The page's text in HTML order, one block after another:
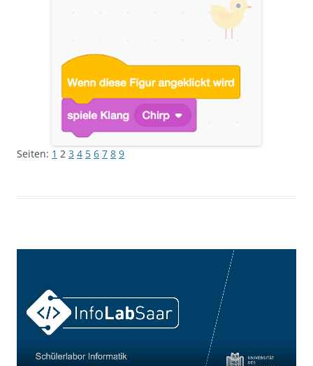
Seiten: 1 2 3 4 5 6 7 8 9